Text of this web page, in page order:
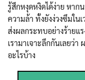
รู้สึกหงุดหงิดได้ง่าย หาก
ความล้า ทั้งยังง่วงซึมใน
ส่งผลกระทบอย่างร้ายแ
เรามาเจาะลึกกันเลยว่
อะไรบ้าง